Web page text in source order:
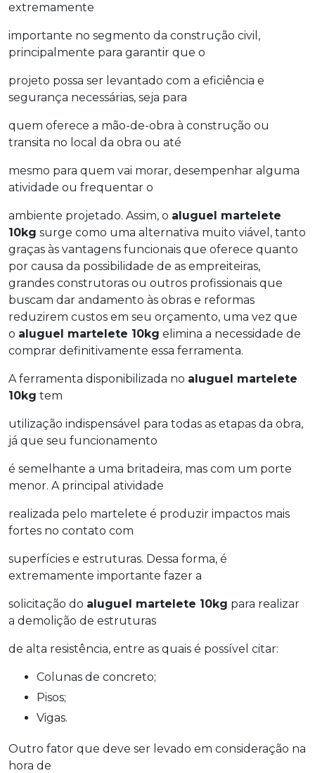
extremamente
importante no segmento da construção civil,
principalmente para garantir que o
projeto possa ser levantado com a eficiência e
segurança necessárias, seja para
quem oferece a mão-de-obra à construção ou
transita no local da obra ou até
mesmo para quem vai morar, desempenhar alguma
atividade ou frequentar o
ambiente projetado. Assim, o aluguel martelete
10kg surge como uma alternativa muito viável, tanto
graças às vantagens funcionais que oferece quanto
por causa da possibilidade de as empreiteiras,
grandes construtoras ou outros profissionais que
buscam dar andamento às obras e reformas
reduzirem custos em seu orçamento, uma vez que
o aluguel martelete 10kg elimina a necessidade de
comprar definitivamente essa ferramenta.
A ferramenta disponibilizada no aluguel martelete
10kg tem
utilização indispensável para todas as etapas da obra,
já que seu funcionamento
é semelhante a uma britadeira, mas com um porte
menor. A principal atividade
realizada pelo martelete é produzir impactos mais
fortes no contato com
superfícies e estruturas. Dessa forma, é
extremamente importante fazer a
solicitação do aluguel martelete 10kg para realizar
a demolição de estruturas
de alta resistência, entre as quais é possível citar:
Colunas de concreto;
Pisos;
Vigas.
Outro fator que deve ser levado em consideração na
hora de